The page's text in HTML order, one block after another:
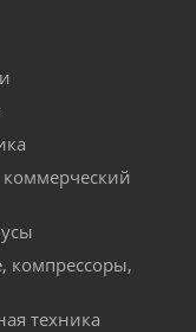
компрессоры,
техника